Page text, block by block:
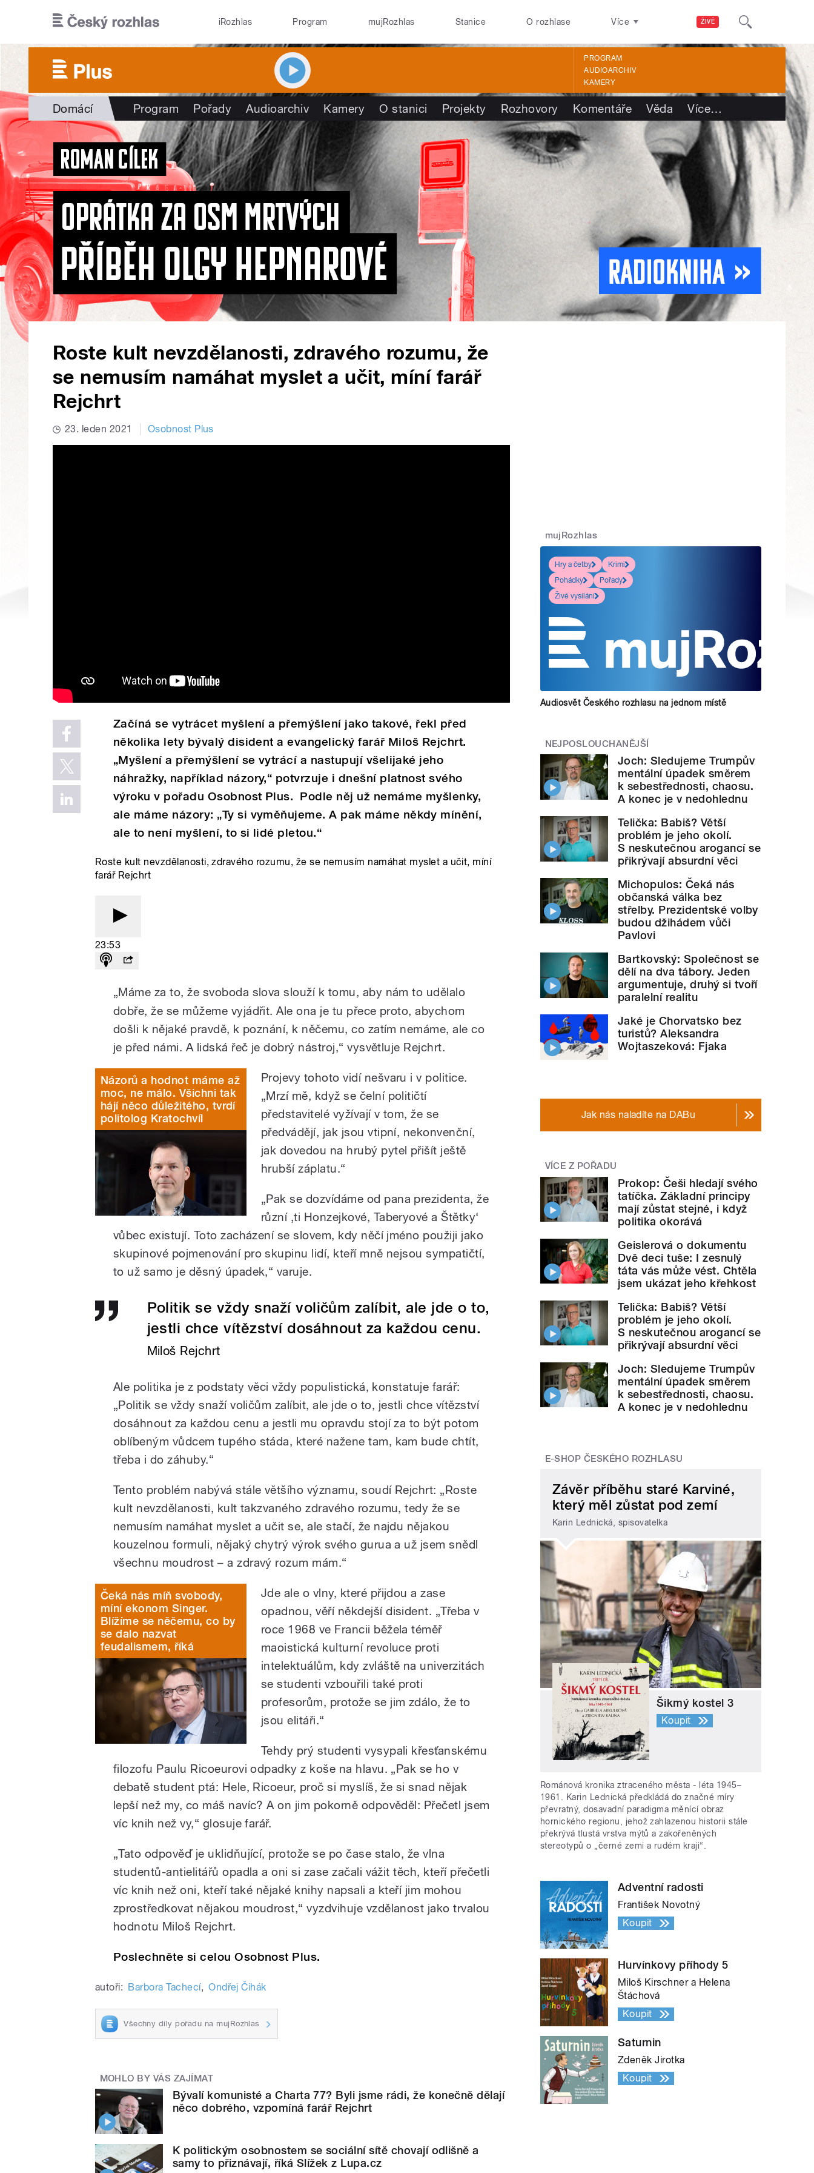
ŽIVĚ
iRozhlas Program mujRozhlas Stanice O rozhlase Více
PROGRAM
AUDIOARCHIV
KAMERY
Domácí Program Pořady Audioarchiv Kamery O stanici Projekty Rozhovory Komentáře Věda Více…
Roste kult nevzdělanosti, zdravého rozumu, že
se nemusím namáhat myslet a učit, míní farář
Rejchrt
23. leden 2021 Osobnost Plus
Začíná se vytrácet myšlení a přemýšlení jako takové, řekl před
několika lety bývalý disident a evangelický farář Miloš Rejchrt.
„Myšlení a přemýšlení se vytrácí a nastupují všelijaké jeho
náhražky, například názory,“ potvrzuje i dnešní platnost svého
výroku v pořadu Osobnost Plus. Podle něj už nemáme myšlenky,
ale máme názory: „Ty si vyměňujeme. A pak máme někdy mínění,
ale to není myšlení, to si lidé pletou.“
Roste kult nevzdělanosti, zdravého rozumu, že se nemusím namáhat myslet a učit, míní
farář Rejchrt
23:53
„Máme za to, že svoboda slova slouží k tomu, aby nám to udělalo
dobře, že se můžeme vyjádřit. Ale ona je tu přece proto, abychom
došli k nějaké pravdě, k poznání, k něčemu, co zatím nemáme, ale co
je před námi. A lidská řeč je dobrý nástroj,“ vysvětluje Rejchrt.
Názorů a hodnot máme až
moc, ne málo. Všichni tak
hájí něco důležitého, tvrdí
politolog Kratochvíl
Projevy tohoto vidí nešvaru i v politice.
„Mrzí mě, když se čelní političtí
představitelé vyžívají v tom, že se
předvádějí, jak jsou vtipní, nekonvenční,
jak dovedou na hrubý pytel přišít ještě
hrubší záplatu.“
„Pak se dozvídáme od pana prezidenta, že
různí ‚ti Honzejkové, Taberyové a Štětky‘
vůbec existují. Toto zacházení se slovem, kdy něčí jméno použiji jako
skupinové pojmenování pro skupinu lidí, kteří mně nejsou sympatičtí,
to už samo je děsný úpadek,“ varuje.
Politik se vždy snaží voličům zalíbit, ale jde o to,
jestli chce vítězství dosáhnout za každou cenu.
Miloš Rejchrt
Ale politika je z podstaty věci vždy populistická, konstatuje farář:
„Politik se vždy snaží voličům zalíbit, ale jde o to, jestli chce vítězství
dosáhnout za každou cenu a jestli mu opravdu stojí za to být potom
oblíbeným vůdcem tupého stáda, které nažene tam, kam bude chtít,
třeba i do záhuby.“
Tento problém nabývá stále většího významu, soudí Rejchrt: „Roste
kult nevzdělanosti, kult takzvaného zdravého rozumu, tedy že se
nemusím namáhat myslet a učit se, ale stačí, že najdu nějakou
kouzelnou formuli, nějaký chytrý výrok svého gurua a už jsem snědl
všechnu moudrost – a zdravý rozum mám.“
Čeká nás míň svobody,
míní ekonom Singer.
Blížíme se něčemu, co by
se dalo nazvat
feudalismem, říká
Jde ale o vlny, které přijdou a zase
opadnou, věří někdejší disident. „Třeba v
roce 1968 ve Francii běžela téměř
maoistická kulturní revoluce proti
intelektuálům, kdy zvláště na univerzitách
se studenti vzbouřili také proti
profesorům, protože se jim zdálo, že to
jsou elitáři.“
Tehdy prý studenti vysypali křesťanskému
filozofu Paulu Ricoeurovi odpadky z koše na hlavu. „Pak se ho v
debatě student ptá: Hele, Ricoeur, proč si myslíš, že si snad nějak
lepší než my, co máš navíc? A on jim pokorně odpověděl: Přečetl jsem
víc knih než vy,“ glosuje farář.
„Tato odpověď je uklidňující, protože se po čase stalo, že vlna
studentů-antielitářů opadla a oni si zase začali vážit těch, kteří přečetli
víc knih než oni, kteří také nějaké knihy napsali a kteří jim mohou
zprostředkovat nějakou moudrost,“ vyzdvihuje vzdělanost jako trvalou
hodnotu Miloš Rejchrt.
Poslechněte si celou Osobnost Plus.
autoři: Barbora Tachecí, Ondřej Čihák
Všechny díly pořadu na mujRozhlas
MOHLO BY VÁS ZAJÍMAT
Bývalí komunisté a Charta 77? Byli jsme rádi, že konečně dělají
něco dobrého, vzpomíná farář Rejchrt
K politickým osobnostem se sociální sítě chovají odlišně a
samy to přiznávají, říká Slížek z Lupa.cz
mujRozhlas
Hry a četby
Krimi
Pohádky
Pořady
Živé vysílání
Audiosvět Českého rozhlasu na jednom místě
NEJPOSLOUCHANĚJŠÍ
Joch: Sledujeme Trumpův
mentální úpadek směrem
k sebestřednosti, chaosu.
A konec je v nedohlednu
Telička: Babiš? Větší
problém je jeho okolí.
S neskutečnou arogancí se
přikrývají absurdní věci
Michopulos: Čeká nás
občanská válka bez
střelby. Prezidentské volby
budou džihádem vůči
Pavlovi
Bartkovský: Společnost se
dělí na dva tábory. Jeden
argumentuje, druhý si tvoří
paralelní realitu
Jaké je Chorvatsko bez
turistů? Aleksandra
Wojtaszeková: Fjaka
Jak nás naladíte na DABu
VÍCE Z POŘADU
Prokop: Češi hledají svého
tatíčka. Základní principy
mají zůstat stejné, i když
politika okorává
Geislerová o dokumentu
Dvě deci tuše: I zesnulý
táta vás může vést. Chtěla
jsem ukázat jeho křehkost
Telička: Babiš? Větší
problém je jeho okolí.
S neskutečnou arogancí se
přikrývají absurdní věci
Joch: Sledujeme Trumpův
mentální úpadek směrem
k sebestřednosti, chaosu.
A konec je v nedohlednu
E-SHOP ČESKÉHO ROZHLASU
Závěr příběhu staré Karviné,
který měl zůstat pod zemí
Karin Lednická, spisovatelka
Šikmý kostel 3
Koupit
Románová kronika ztraceného města - léta 1945–
1961. Karin Lednická předkládá do značné míry
převratný, dosavadní paradigma měnící obraz
hornického regionu, jehož zahlazenou historii stále
překrývá tlustá vrstva mýtů a zakořeněných
stereotypů o „černé zemi a rudém kraji“.
Adventní radosti
František Novotný
Koupit
Hurvínkovy příhody 5
Miloš Kirschner a Helena
Štáchová
Koupit
Saturnin
Zdeněk Jirotka
Koupit